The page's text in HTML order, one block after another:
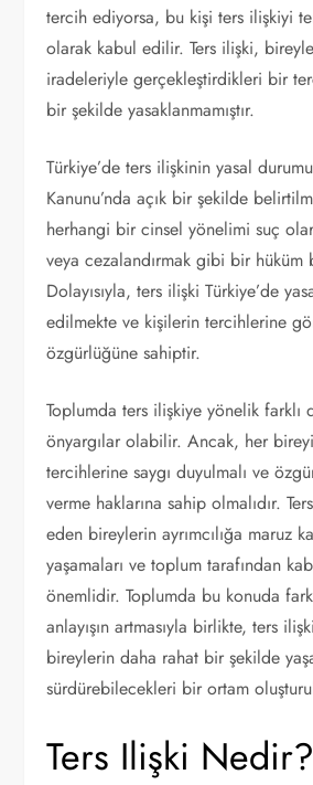
tercih ediyorsa, bu kişi ters ilişkiyi
olarak kabul edilir. Ters ilişki,
iradeleriyle gerçekleştirdikleri bir
bir şekilde yasaklanmamıştır.
Türkiye’de ters ilişkinin yasal
Kanunu’nda açık bir şekilde
herhangi bir cinsel yönelimi suç
veya cezalandırmak gibi bir hüküm
Dolayısıyla, ters ilişki Türkiye’de
edilmekte ve kişilerin tercihlerine
özgürlüğüne sahiptir.
Toplumda ters ilişkiye yönelik farklı
önyargılar olabilir. Ancak, her
tercihlerine saygı duyulmalı ve
verme haklarına sahip olmalıdır.
eden bireylerin ayrımcılığa maruz
yaşamaları ve toplum tarafından
önemlidir. Toplumda bu konuda
anlayışın artmasıyla birlikte, ters
bireylerin daha rahat bir şekilde
sürdürebilecekleri bir ortam
Ters Ilişki Nedir?